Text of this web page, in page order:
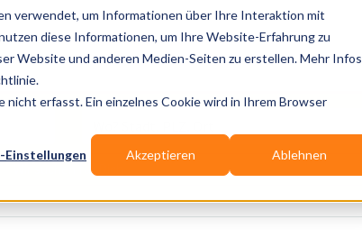
verwendet, um Informationen über Ihre Interaktion mit
diese Informationen, um Ihre Website-Erfahrung zu
Website und anderen Medien-Seiten zu erstellen. Mehr Infos
erfasst. Ein einzelnes Cookie wird in Ihrem Browser
Einstellungen Akzeptieren Ablehnen
Publikationen Branchen-Infos Services Blog
Wir suchen für Dich